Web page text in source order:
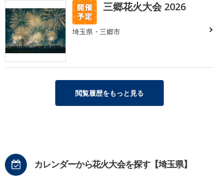
三郷花火大会 2026
埼玉県・三郷市
閲覧履歴をもっと見る
カレンダーから花火大会を探す【埼玉県】